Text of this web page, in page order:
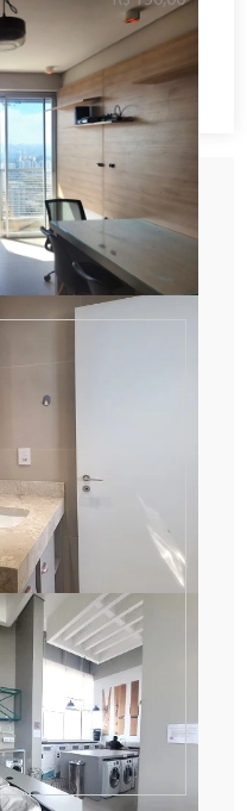
Fazer proposta
deslocamento
local preferido